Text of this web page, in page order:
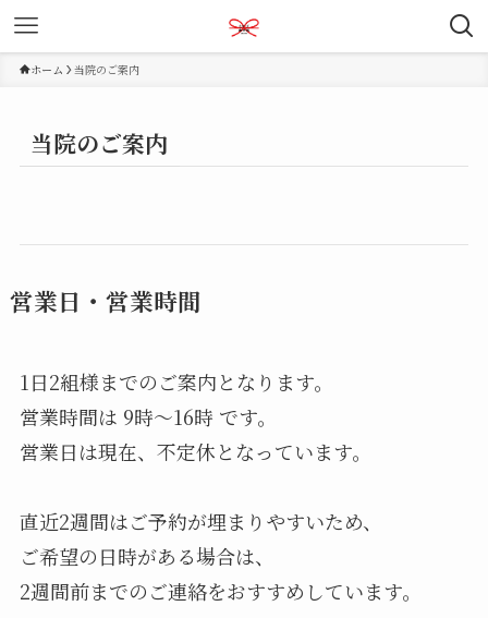
ホーム 当院のご案内
当院のご案内
営業日・営業時間
1日2組様までのご案内となります。
営業時間は 9時〜16時 です。
営業日は現在、不定休となっています。
直近2週間はご予約が埋まりやすいため、
ご希望の日時がある場合は、
2週間前までのご連絡をおすすめしています。